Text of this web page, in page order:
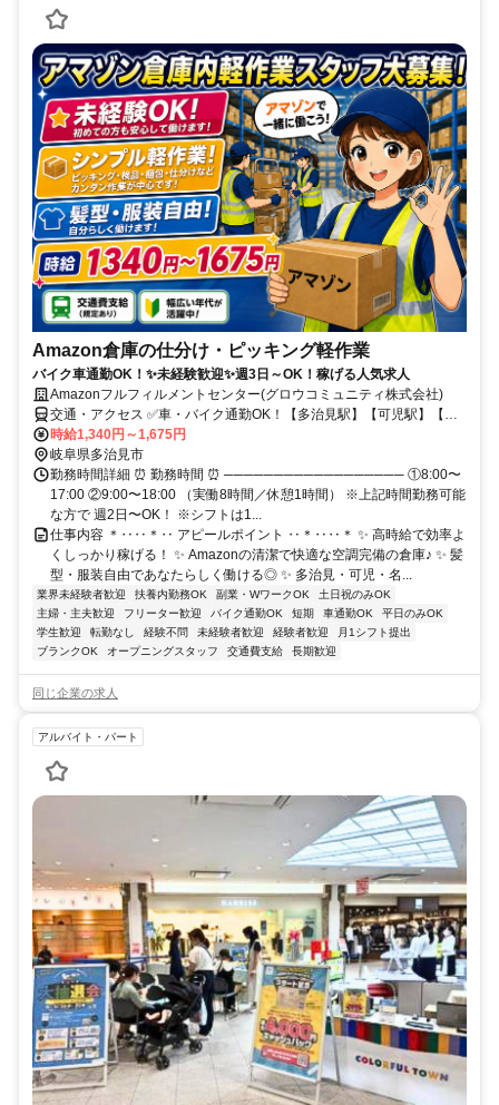
Amazon倉庫の仕分け・ピッキング軽作業
バイク車通勤OK！✨未経験歓迎✨週3日～OK！稼げる人気求人
Amazonフルフィルメントセンター(グロウコミュニティ株式会社)
交通・アクセス ✅️車・バイク通勤OK！【多治見駅】【可児駅】【名
古屋駅】からAmazon専用無料送迎バスあり！
時給1,340円～1,675円
岐阜県多治見市
勤務時間詳細 ⏰ 勤務時間 ⏰ ────────────────── ①8:00〜
17:00 ②9:00〜18:00 （実働8時間／休憩1時間） ※上記時間勤務可能
な方で 週2日〜OK！ ※シフトは1...
仕事内容 ＊‥‥＊‥ アピールポイント ‥＊‥‥＊ ✨ 高時給で効率よ
くしっかり稼げる！ ✨ Amazonの清潔で快適な空調完備の倉庫♪ ✨ 髪
型・服装自由であなたらしく働ける◎ ✨ 多治見・可児・名...
業界未経験者歓迎 扶養内勤務OK 副業・WワークOK
土日祝のみOK
主婦・主夫歓迎
フリーター歓迎 バイク通勤OK 短期 車通勤OK
平日のみOK
学生歓迎
転勤なし 経験不問 未経験者歓迎 経験者歓迎
月1シフト提出
ブランクOK
オープニングスタッフ 交通費支給 長期歓迎
同じ企業の求人
アルバイト・パート